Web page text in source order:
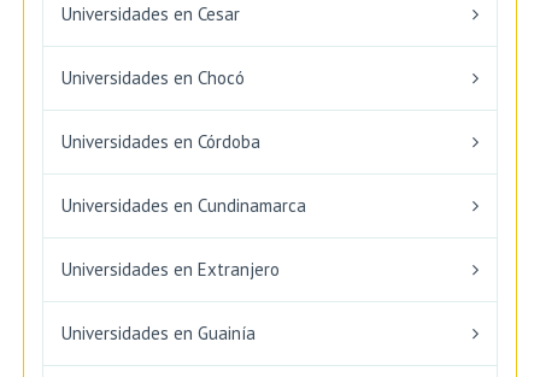
Universidades en Cesar
Universidades en Chocó
Universidades en Córdoba
Universidades en Cundinamarca
Universidades en Extranjero
Universidades en Guainía